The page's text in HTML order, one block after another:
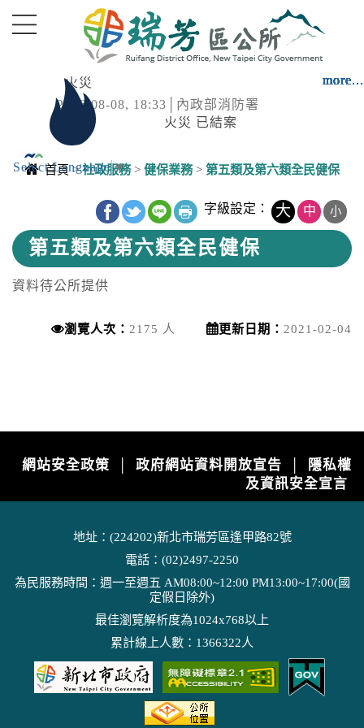
Select Language▼
火災
2026-08-08, 18:33│內政部消防署
火災 已結案
more...
巨浪
115年08月08日18時23分氣象署發布巨浪告
警，颱風影響，今(8日)下午至晚間有危險巨浪
發生的機率。
more...
降雨
2026-08-08, 17:05│中央氣象署
第13號颱風及其外圍環流影響，易有短延時強
山區有局部豪雨或大豪雨，北海岸、臺北市山
more...
區、新北市山區、桃園市山區、臺中市...
more...
10SEA13DOLPHIN白海豚2026-08-
08T09:00:00+00:0026.90,125.003545962280中
度颱風TYPHOON2026-08-
度颱風 白海豚（國際...
more...
2026-08-08, 17:03│中央氣象署
第13號颱風及其外圍環流影響，8日下午至9日
晚上新北市局部地區有平均風9級以上或陣風11
級以上發生的機率(橙色燈號)，基隆市、臺北
市、桃園市、新竹市、新竹縣、苗栗縣...
more...
2026-08-08, 17:03│中央氣象署
第13號颱風及其外圍環流影響，8日下午至9日
晚上新北市局部地區有平均風9級以上或陣風11
級以上發生的機率(橙色燈號)，基隆市、臺北
市、桃園市、新竹市、新竹縣、苗栗縣...
more...
道路封閉
2026-08-08, 18:00│交通部公路局
桃園市 復興區 台7線 47K+100~60K+396。受
more...
more...
more...
more...
more...
more...
more...
more...
首頁>社政服務> 健保業務> 第五類及第六類全民健保
字級設定： 大 中 小
第五類及第六類全民健保
資料待公所提供
瀏覽人次： 2175 人 更新日期： 2021-02-04
網站安全政策 政府網站資料開放宣告
隱私權
及資訊安全宣言
地址：(224202)新北市瑞芳區逢甲路82號
電話：(02)2497-2250
為民服務時間：週一至週五 AM08:00~12:00 PM13:00~17:00(國
定假日除外)
最佳瀏覽解析度為1024x768以上
累計線上人數：1366322人